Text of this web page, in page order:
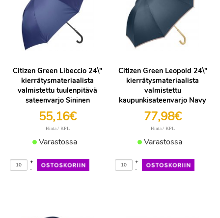
Citizen Green Libeccio 24\"
kierrätysmateriaalista
valmistettu tuulenpitävä
sateenvarjo Sininen
55,16€
Hinta / KPL
Varastossa
-
+
Citizen Green Leopold 24\"
kierrätysmateriaalista
valmistettu
kaupunkisateenvarjo Navy
77,98€
Hinta / KPL
Varastossa
-
+